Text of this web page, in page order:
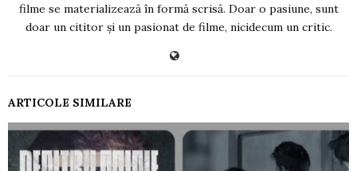
filme se materializează în formă scrisă. Doar o pasiune, sunt
doar un cititor și un pasionat de filme, nicidecum un critic.
ARTICOLE SIMILARE